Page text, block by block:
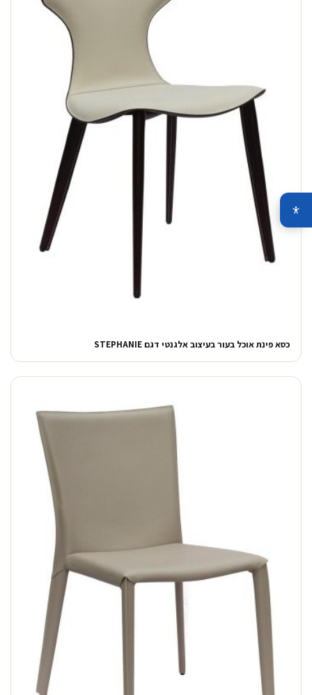
כסא פינת אוכל בעור בעיצוב אלגנטי דגם STEPHANIE